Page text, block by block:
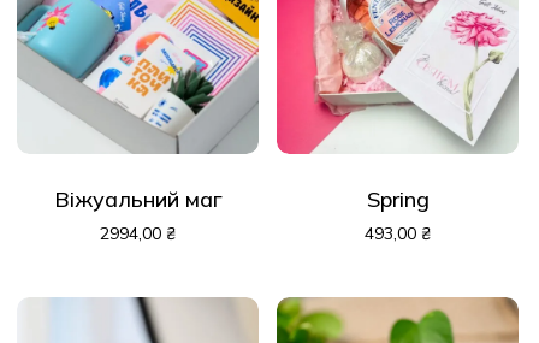
Віжуальний маг
2994,00 ₴
Spring
493,00 ₴